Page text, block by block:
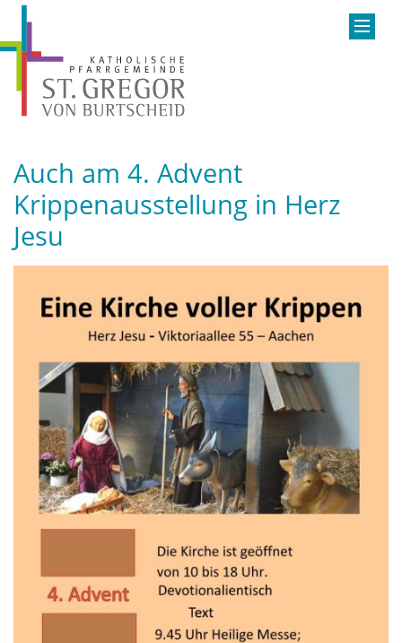
Auch am 4. Advent
Krippenausstellung in Herz
Jesu